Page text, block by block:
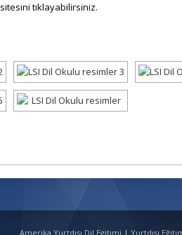
sitesini tıklayabilirsiniz.
Amerika Yurtdışı Dil Egitimi | Yurtdışı